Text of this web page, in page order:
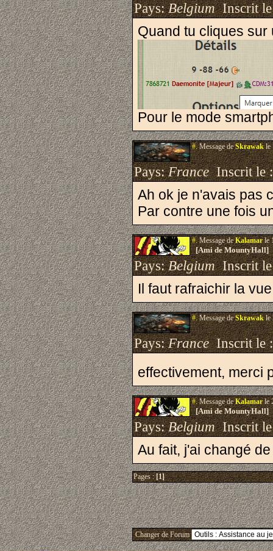
Pays:BelgiumInscrit
Quand tu cliques
Pour le mode
#.Message deSkrawakle
Pays:FranceInscrit le
Ah ok je n'avais pas
Par contre une fois
#.Message deKalamarle
[Ami de MountyHall]
Pays:BelgiumInscrit
Il faut rafraichir la
#.Message deSkrawakle
Pays:FranceInscrit le
effectivement, merci
#.Message deKalamarle
[Ami de MountyHall]
Pays:BelgiumInscrit
Au fait, j'ai changé
Pages :[1]
Changer de Forum